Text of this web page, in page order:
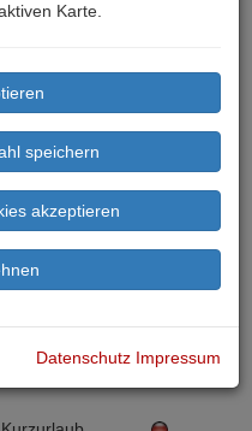
Karte.
Datenschutz Impressum
Next
5 Nächte)
Personen: